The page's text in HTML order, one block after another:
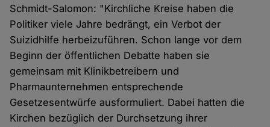
Schmidt-Salomon: "Kirchliche Kreise haben die
Politiker viele Jahre bedrängt, ein Verbot der
Suizidhilfe herbeizuführen. Schon lange vor dem
Beginn der öffentlichen Debatte haben sie
gemeinsam mit Klinikbetreibern und
Pharmaunternehmen entsprechende
Gesetzesentwürfe ausformuliert. Dabei hatten die
Kirchen bezüglich der Durchsetzung ihrer